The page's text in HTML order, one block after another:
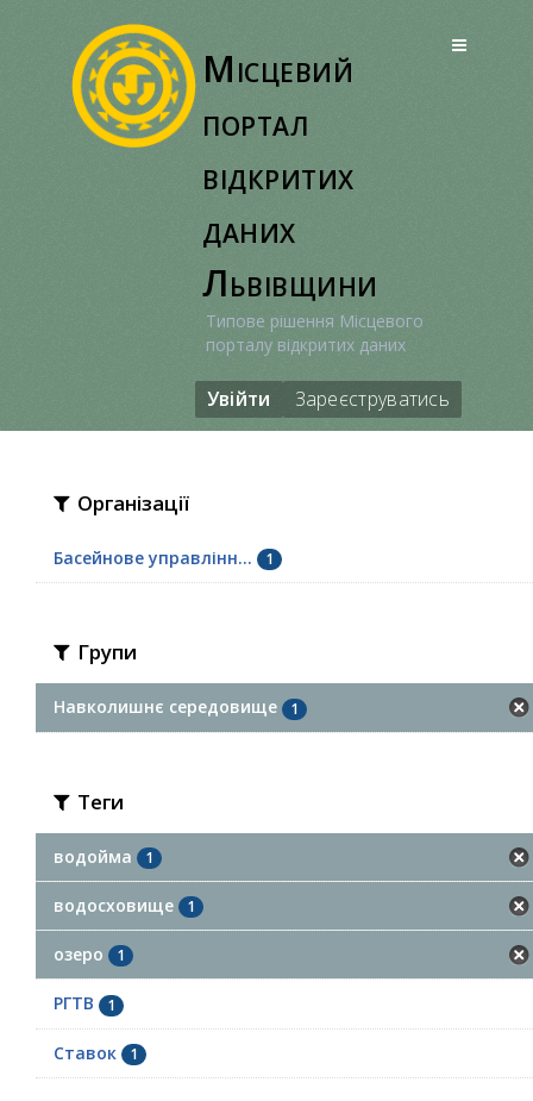
Місцевий
портал
відкритих
даних
Львівщини
Типове рішення Місцевого
порталу відкритих даних
Увійти Зареєструватись
Організації
Басейнове управлінн... 1
Групи
Навколишнє середовище 1
Теги
водойма 1
водосховище 1
озеро 1
РГТВ 1
Ставок 1